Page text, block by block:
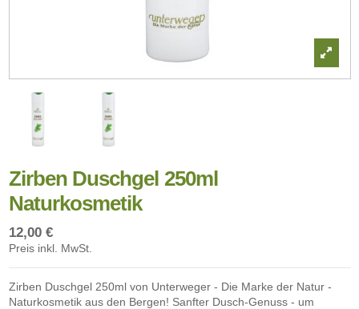
Zirben Duschgel 250ml
Naturkosmetik
12,00 €
Preis inkl. MwSt.
Zirben Duschgel 250ml von Unterweger - Die Marke der Natur -
Naturkosmetik aus den Bergen! Sanfter Dusch-Genuss - um